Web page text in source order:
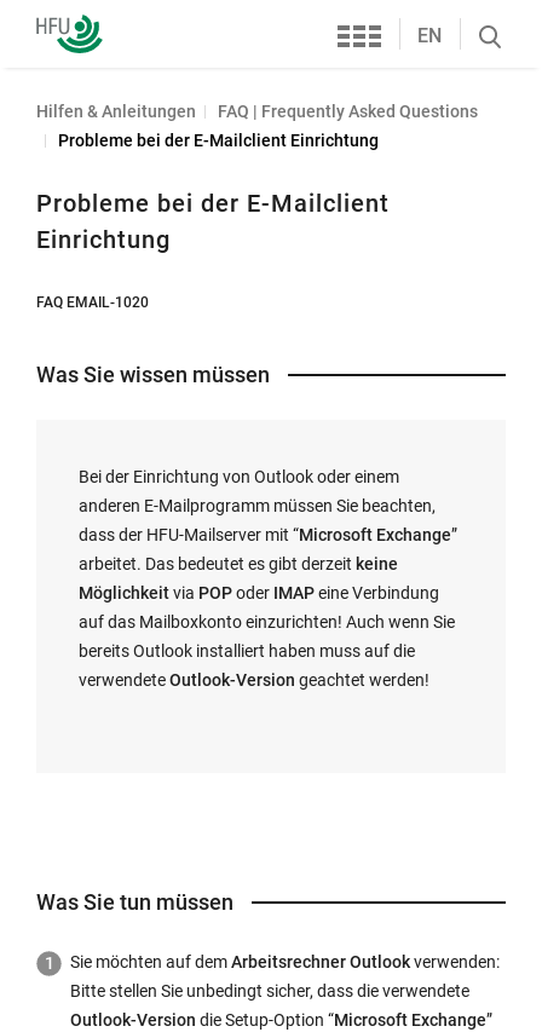
Hochschule
Furtwangen
Services
EN
Search
Hilfen & Anleitungen
FAQ | Frequently Asked Questions
Probleme bei der E-Mailclient Einrichtung
Probleme bei der E-Mailclient
Einrichtung
FAQ EMAIL-1020
Was Sie wissen müssen
Bei der Einrichtung von Outlook oder einem
anderen E-Mailprogramm müssen Sie beachten,
dass der HFU-Mailserver mit “Microsoft Exchange”
arbeitet. Das bedeutet es gibt derzeit keine
Möglichkeitvia POPoderIMAPeine Verbindung
auf das Mailboxkonto einzurichten! Auch wenn Sie
bereits Outlook installiert haben muss auf die
verwendeteOutlook-Version geachtet werden!
Was Sie tun müssen
Sie möchten auf demArbeitsrechner Outlookverwenden:
Bitte stellen Sie unbedingt sicher, dass die verwendete
Outlook-Version die Setup-Option “Microsoft Exchange”